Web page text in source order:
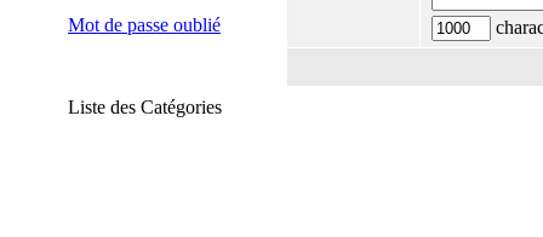
Mot de passe oublié
Liste des Catégories